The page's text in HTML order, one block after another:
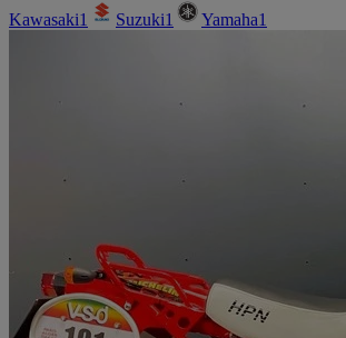
Kawasaki1 Suzuki1 Yamaha1